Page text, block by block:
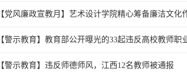
【党风廉政宣教月】艺术设计学院精心筹备廉洁文化
【警示教育】教育部公开曝光的33起违反高校教师职
【警示教育】违反师德师风，江西12名教师被通报